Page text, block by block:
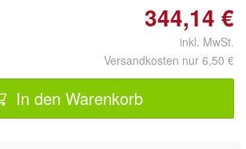
344,14 €
inkl. MwSt.
Versandkosten nur 6,50 €
In den Warenkorb